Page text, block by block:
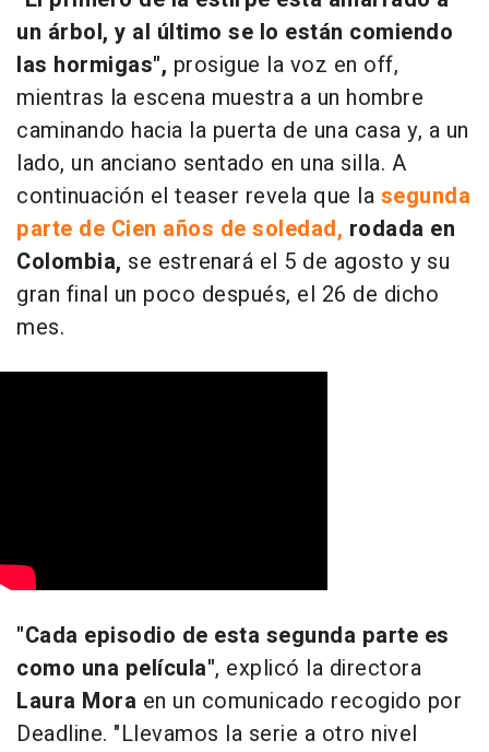
un árbol, y al último se lo están comiendo
las hormigas", prosigue la voz en off,
mientras la escena muestra a un hombre
caminando hacia la puerta de una casa y, a un
lado, un anciano sentado en una silla. A
continuación el teaser revela que la segunda
parte de Cien años de soledad, rodada en
Colombia, se estrenará el 5 de agosto y su
gran final un poco después, el 26 de dicho
mes.
"Cada episodio de esta segunda parte es
como una película", explicó la directora
Laura Mora en un comunicado recogido por
Deadline. "Llevamos la serie a otro nivel